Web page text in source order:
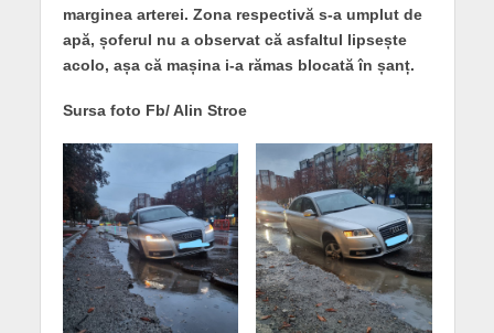
marginea arterei. Zona respectivă s-a umplut de
apă, șoferul nu a observat că asfaltul lipsește
acolo, așa că mașina i-a rămas blocată în șanț.
Sursa foto Fb/ Alin Stroe